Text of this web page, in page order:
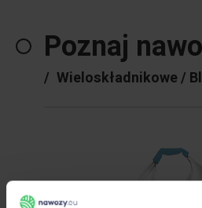
Poznaj
/ Wieloskładnikowe /